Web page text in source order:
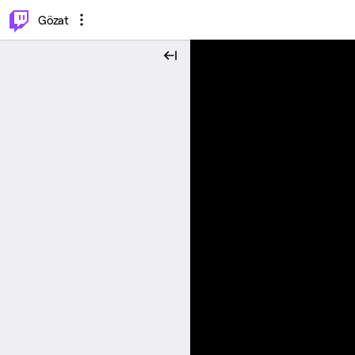
Gözat